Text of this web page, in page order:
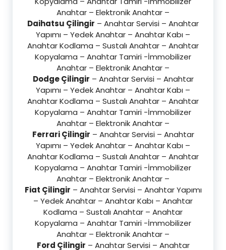
Anahtar – Elektronik Anahtar –
Daihatsu Çilingir – Anahtar Servisi – Anahtar
Yapımı – Yedek Anahtar – Anahtar Kabı –
Anahtar Kodlama – Sustalı Anahtar – Anahtar
Kopyalama – Anahtar Tamiri -İmmobilizer
Anahtar – Elektronik Anahtar –
Dodge Çilingir – Anahtar Servisi – Anahtar
Yapımı – Yedek Anahtar – Anahtar Kabı –
Anahtar Kodlama – Sustalı Anahtar – Anahtar
Kopyalama – Anahtar Tamiri -İmmobilizer
Anahtar – Elektronik Anahtar –
Ferrari Çilingir – Anahtar Servisi – Anahtar
Yapımı – Yedek Anahtar – Anahtar Kabı –
Anahtar Kodlama – Sustalı Anahtar – Anahtar
Kopyalama – Anahtar Tamiri -İmmobilizer
Anahtar – Elektronik Anahtar –
Fiat Çilingir – Anahtar Servisi – Anahtar Yapımı
– Yedek Anahtar – Anahtar Kabı – Anahtar
Kodlama – Sustalı Anahtar – Anahtar
Kopyalama – Anahtar Tamiri -İmmobilizer
Anahtar – Elektronik Anahtar –
Ford Çilingir – Anahtar Servisi – Anahtar